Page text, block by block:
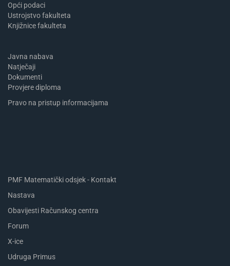
Opći podaci
Ustrojstvo fakulteta
Knjižnice fakulteta
Javna nabava
Natječaji
Dokumenti
Provjere diploma
Pravo na pristup informacijama
PMF Matematički odsjek - Kontakt
Nastava
Obavijesti Računskog centra
Forum
X-ice
Udruga Primus